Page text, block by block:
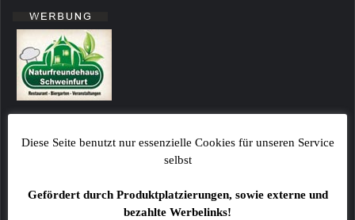
Alle Angaben ohne Gewähr!
Fotos sind ggf. beispielhafte Symbolbilder!
Kommentare von Lesern stellen keinesfalls die
Meinung der Redaktion dar!
Diese Seite benutzt nur essenzielle Cookies für unseren Service
selbst
Gefördert durch Produktplatzierungen, sowie externe und
bezahlte Werbelinks!